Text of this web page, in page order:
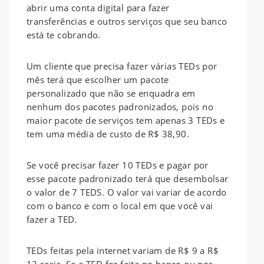
abrir uma conta digital para fazer
transferências e outros serviços que seu banco
está te cobrando.
Um cliente que precisa fazer várias TEDs por
mês terá que escolher um pacote
personalizado que não se enquadra em
nenhum dos pacotes padronizados, pois no
maior pacote de serviços tem apenas 3 TEDs e
tem uma média de custo de R$ 38,90.
Se você precisar fazer 10 TEDs e pagar por
esse pacote padronizado terá que desembolsar
o valor de 7 TEDS. O valor vai variar de acordo
com o banco e com o local em que você vai
fazer a TED.
TEDs feitas pela internet variam de R$ 9 a R$